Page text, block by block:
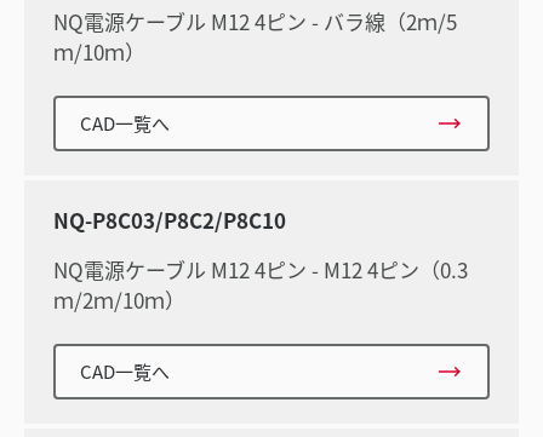
NQ電源ケーブル M12 4ピン - バラ線（2ｍ/5
ｍ/10ｍ）
CAD一覧へ
NQ-P8C03/P8C2/P8C10
NQ電源ケーブル M12 4ピン - M12 4ピン（0.3
ｍ/2ｍ/10ｍ）
CAD一覧へ